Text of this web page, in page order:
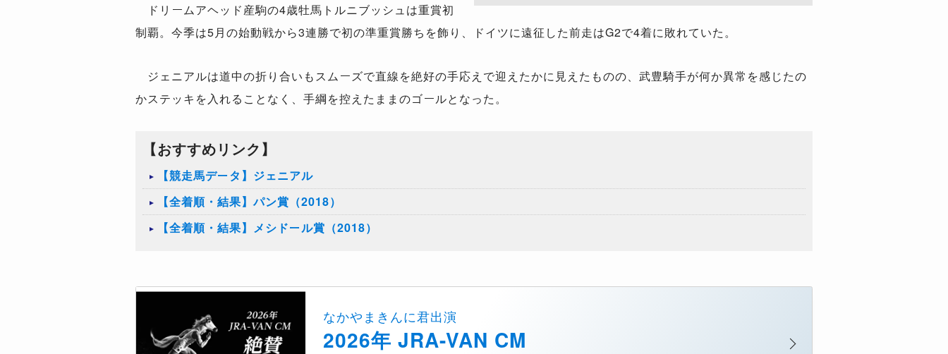
ドリームアヘッド産駒の4歳牡馬トルニブッシュは重賞初
制覇。今季は5月の始動戦から3連勝で初の準重賞勝ちを飾り、ドイツに遠征した前走はG2で4着に敗れていた。
ジェニアルは道中の折り合いもスムーズで直線を絶好の手応えで迎えたかに見えたものの、武豊騎手が何か異常を感じたの
かステッキを入れることなく、手綱を控えたままのゴールとなった。
【おすすめリンク】
【競走馬データ】ジェニアル
【全着順・結果】パン賞（2018）
【全着順・結果】メシドール賞（2018）
なかやまきんに君出演
2026年 JRA-VAN CM